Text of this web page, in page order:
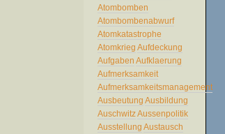
Atombomben
Atombombenabwurf
Atomkatastrophe
Atomkrieg Aufdeckung
Aufgaben Aufklaerung
Aufmerksamkeit
Aufmerksamkeitsmanagement
Ausbeutung Ausbildung
AuschwitzAussenpolitik
Ausstellung Austausch